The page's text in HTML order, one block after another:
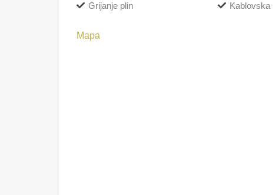
Grijanje plin Kablovska
Mapa